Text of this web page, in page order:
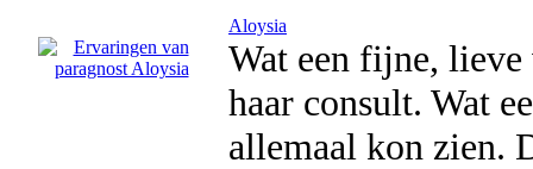
Aloysia
Wat een fijne,
haar consult. Wat
allemaal kon zien.